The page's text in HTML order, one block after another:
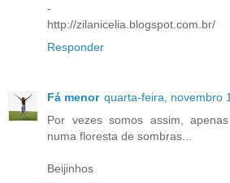
-
http://zilanicelia.blogspot.com.br/
Responder
Fá menor quarta-feira, novembro
Por vezes somos assim,
numa floresta de sombras...
Beijinhos